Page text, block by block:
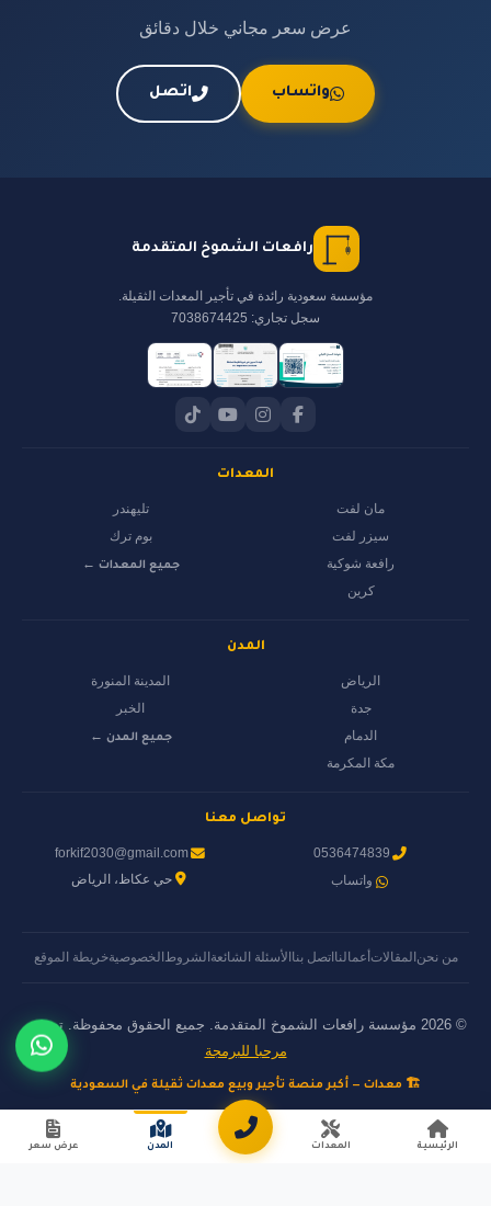
عرض سعر مجاني خلال دقائق
واتساب اتصل
رافعات الشموخ المتقدمة
مؤسسة سعودية رائدة في تأجير المعدات الثقيلة.
سجل تجاري: 7038674425
المعدات
مان لفت
سيزر لفت
رافعة شوكية
كرين
تليهندر
بوم ترك
جميع المعدات ←
المدن
الرياض
جدة
الدمام
مكة المكرمة
المدينة المنورة
الخبر
جميع المدن ←
تواصل معنا
0536474839
واتساب
forkif2030@gmail.com
حي عكاظ، الرياض
من نحنالمقالات أعمالنااتصل بناالأسئلة الشائعةالشروط الخصوصيةخريطة الموقع
© 2026 مؤسسة رافعات الشموخ المتقدمة. جميع الحقوق محفوظة. تصميم
مرحبا للبرمجة
🏗️ معدات — أكبر منصة تأجير وبيع معدات ثقيلة في السعودية
الرئيسية المعدات المدن عرض سعر